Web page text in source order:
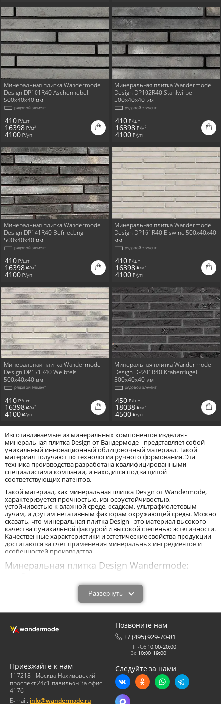
Минеральная плитка Wandermode
Design DP101R40 Aschennebel
500x40x40 мм
рядовой элемент
410 i/шт
16398 i/м2
4100 i/уп
Минеральная плитка Wandermode
Design DP102R40 Stahlwirbel
500x40x40 мм
рядовой элемент
410 i/шт
16398 i/м2
4100 i/уп
Минеральная плитка Wandermode
Design DP141R40 Befriedung
500x40x40 мм
рядовой элемент
410 i/шт
16398 i/м2
4100 i/уп
Минеральная плитка Wandermode
Design DP161R40 Eiswind 500x40x40
мм
рядовой элемент
410 i/шт
16398 i/м2
4100 i/уп
Минеральная плитка Wandermode
Design DP171R40 Weibfels
500x40x40 мм
рядовой элемент
410 i/шт
16398 i/м2
4100 i/уп
Минеральная плитка Wandermode
Design DP201R40 Krahenflugel
500x40x40 мм
рядовой элемент
450 i/шт
18038 i/м2
4500 i/уп
Изготавливаемые из минеральных компонентов изделия -
минеральная плитка Design от Вандермоде - представляет собой
уникальный инновационный облицовочный материал. Такой
материал получают по технологии ручного формования. Эта
техника производства разработана квалифицированными
специалистами компании, и находится под защитой
соответствующих патентов.
Такой материал, как минеральная плитка Design от Wandermode,
характеризуется прочностью, износоустойчивостью,
устойчивостью к влажной среде, осадкам, ультрафиолетовым
лучам, и другим негативным факторам окружающей среды. Можно
сказать, что минеральная плитка Design - это материал высокого
качества с уникальной фактурой и высокой степенью эстетичности.
Качественные характеристики и эстетические свойства продукции
достигаются за счет применения минеральных ингредиентов и
особенностей производства.
Минеральная плитка Design Wandermode:
Минеральная плитка Design от Вандермоде производится методом
ручного формования. При таком способе смесь для изготовления
продукта (формовочное тесто) закладывается в специальные
формы вручную. В этом процессе не участвуют никакие автоматы
представляет опасности. Ее реализация не приводит к загрязнению
окружающей среды и образованию большого количества отходов.
В процессе производства из сухих ингредиентов изготавливается
формовочная смесь, которая затворяется водным раствором с
определенными параметрами. Затем полученная масса вручную
закладывается в форму, затвердевает, и извлекается из нее уже в
виде готовых изделий. При этом ручная формовка способствует
получению уникальных фактурных поверхностей. А способ
окрашивания в массе - интересные оттенки на поверхностях
изделий.
Развернуть
Позвоните нам
+7 (495) 929-70-81
Пн-Сб 10:00-20:00
Вс 10:00-19:00
Приезжайте к нам
117218 г.Москва Нахимовский
проспект 24с1 павильон 3а офис
417б
E-mail: info@wandermode.ru
Следуйте за нами